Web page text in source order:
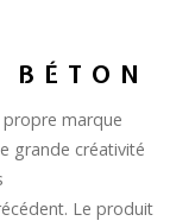
marque
grande créativité
Le produit